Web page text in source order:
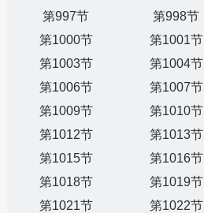
第997节
第998节
第1000节
第1001节
第1003节
第1004节
第1006节
第1007节
第1009节
第1010节
第1012节
第1013节
第1015节
第1016节
第1018节
第1019节
第1021节
第1022节